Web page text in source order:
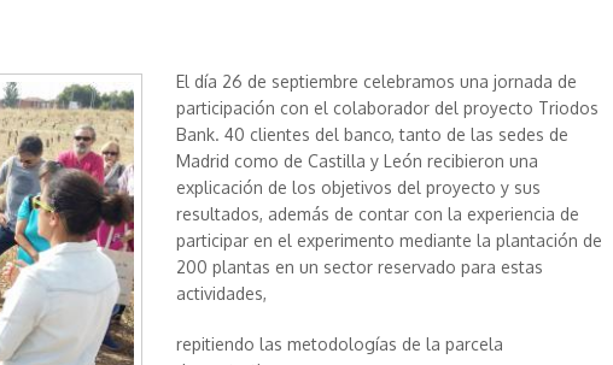
El día 26 de septiembre celebramos una jornada de
participación con el colaborador del proyecto Triodos
Bank. 40 clientes del banco, tanto de las sedes de
Madrid como de Castilla y León recibieron una
explicación de los objetivos del proyecto y sus
resultados, además de contar con la experiencia de
participar en el experimento mediante la plantación de
200 plantas en un sector reservado para estas
actividades,
repitiendo las metodologías de la parcela